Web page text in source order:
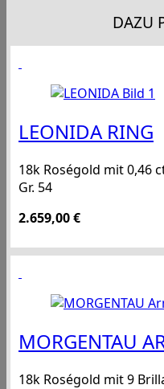
DAZU
LEONIDA RING
18k Roségold mit 0,46
Gr. 54
2.659,00€
MORGENTAU
18k Roségold mit 9